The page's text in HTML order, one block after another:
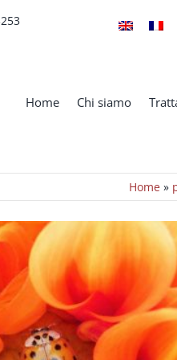
Home Chi siamo
Home »
per l’infertilità